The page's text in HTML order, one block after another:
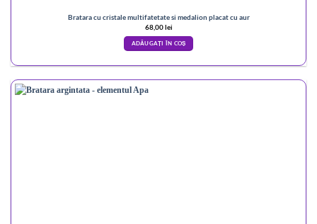
Bratara cu cristale multifatetate si medalion placat cu aur
68,00lei
ADĂUGAȚI ÎN COȘ